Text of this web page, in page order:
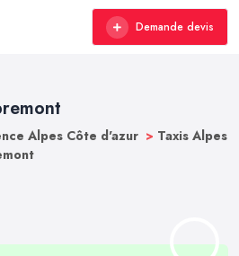
Demande devis
Alpes Côte d'azur > Taxis Alpes